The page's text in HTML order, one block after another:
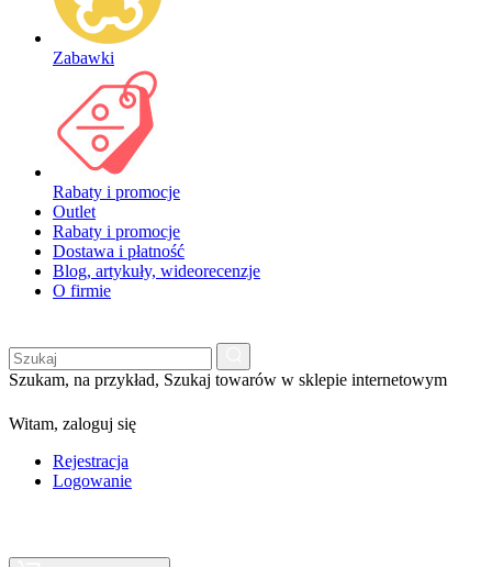
Zabawki
Rabaty i promocje
Outlet
Rabaty i promocje
Dostawa i płatność
Blog, artykuły, wideorecenzje
O firmie
Szukam, na przykład, Szukaj towarów w sklepie internetowym
Witam, zaloguj się
Rejestracja
Logowanie